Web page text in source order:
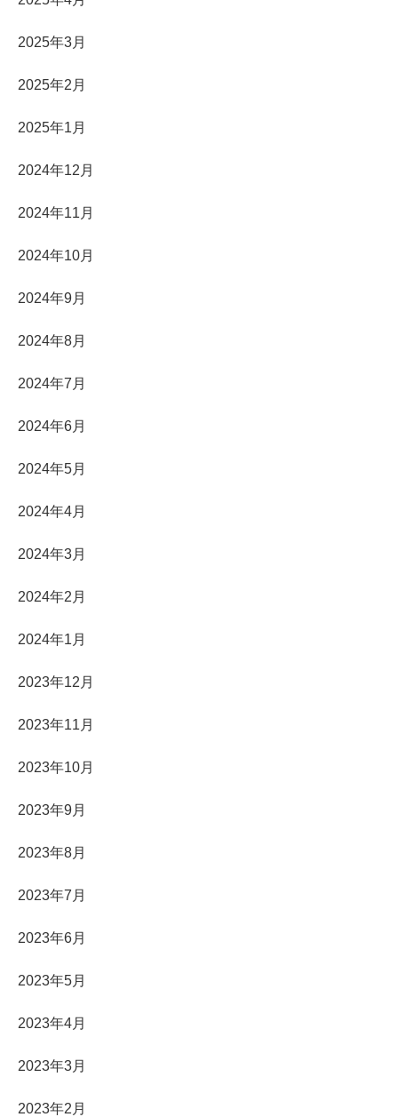
2025年3月
2025年2月
2025年1月
2024年12月
2024年11月
2024年10月
2024年9月
2024年8月
2024年7月
2024年6月
2024年5月
2024年4月
2024年3月
2024年2月
2024年1月
2023年12月
2023年11月
2023年10月
2023年9月
2023年8月
2023年7月
2023年6月
2023年5月
2023年4月
2023年3月
2023年2月